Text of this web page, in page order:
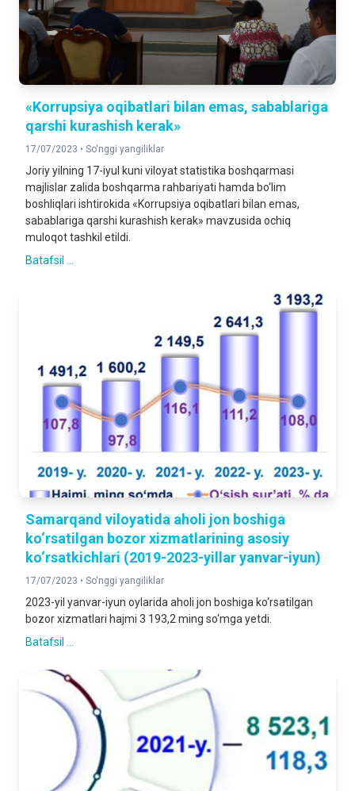
«Korrupsiya oqibatlari bilan emas, sabablariga
qarshi kurashish kerak»
17/07/2023 • So‘nggi yangiliklar
Joriy yilning 17-iyul kuni viloyat statistika boshqarmasi
majlislar zalida boshqarma rahbariyati hamda bo‘lim
boshliqlari ishtirokida «Korrupsiya oqibatlari bilan emas,
sabablariga qarshi kurashish kerak» mavzusida ochiq
muloqot tashkil etildi.
Batafsil ...
Samarqand viloyatida aholi jon boshiga
ko‘rsatilgan bozor xizmatlarining asosiy
ko‘rsatkichlari (2019-2023-yillar yanvar-iyun)
17/07/2023 • So‘nggi yangiliklar
2023-yil yanvar-iyun oylarida aholi jon boshiga ko‘rsatilgan
bozor xizmatlari hajmi 3 193,2 ming so‘mga yetdi.
Batafsil ...